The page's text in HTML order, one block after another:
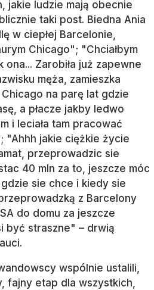
jakie ludzie mają obecnie
taki post. Biedna Ania
w ciepłej Barcelonie,
Chicago"; "Chciałbym
Zarobiła już zapewne
męża, zamieszka
na parę lat gdzie
a płacze jakby ledwo
i leciała tam pracować
"Ahhh jakie ciężkie życie
przeprowadzic sie
40 mln za to, jeszcze móc
sie chce i kiedy sie
z Barcelony
do domu za jeszcze
być straszne" – drwią
wspólnie ustalili,
fajny etap dla wszystkich,